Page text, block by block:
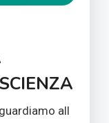
all